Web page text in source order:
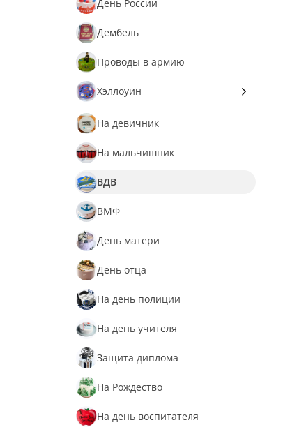
Снеговик
День России
Дембель
Проводы в армию
Хэллоуин
Зомби
Мозги
Череп
На девичник
На мальчишник
ВДВ
ВМФ
День матери
День отца
На день полиции
На день учителя
Защита диплома
На Рождество
На день воспитателя